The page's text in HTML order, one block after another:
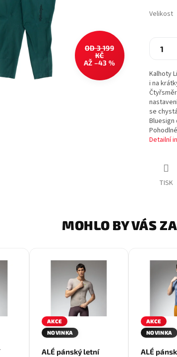
OD 3 199
KČ
AŽ –43 %
Velikost
Kalhoty
i na
se
Bluesign
Detailní
TISK
MOHLO BY VÁS
AKCE
NOVINKA
ALÉ pánský letní
M
AKCE
NOVINKA
ALÉ
S M